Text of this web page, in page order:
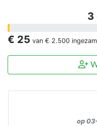
3
€ 25 van € 2.500
op